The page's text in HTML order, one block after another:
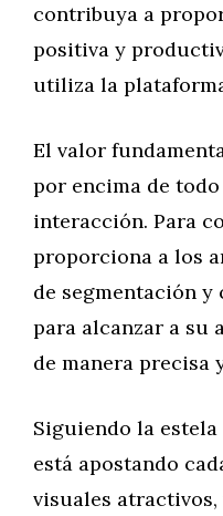
contribuya a
positiva y
utiliza la
El valor
por encima de
interacción. Para
proporciona a los
de segmentación y
para alcanzar a su
de manera precisa
Siguiendo la
está apostando
visuales